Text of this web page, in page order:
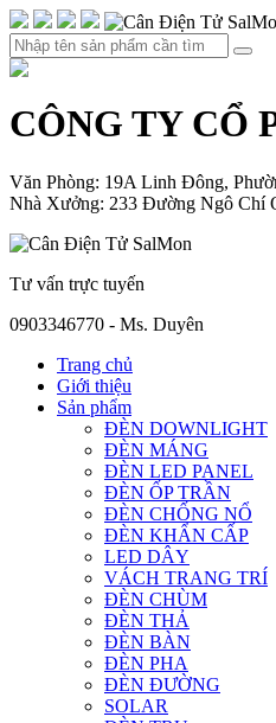
CÔNG TY CỔ
Văn Phòng: 19A Linh Đông,
Nhà Xưởng: 233 Đường Ngô Chí
Tư vấn trực tuyến
0903346770 - Ms. Duyên
Trang chủ
Giới thiệu
Sản phẩm
ĐÈN DOWNLIGHT
ĐÈN MÁNG
ĐÈN LED PANEL
ĐÈN ỐP TRẦN
ĐÈN CHỐNG NỔ
ĐÈN KHẨN CẤP
LED DÂY
VÁCH TRANG TRÍ
ĐÈN CHÙM
ĐÈN THẢ
ĐÈN BÀN
ĐÈN PHA
ĐÈN ĐƯỜNG
SOLAR